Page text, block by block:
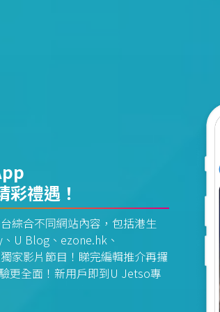
禮遇！
綜合不同網站內容，包括港生
U Blog、ezone.hk、
家影片節目！睇完編輯推介再攞
更全面！新用戶即到U Jetso專